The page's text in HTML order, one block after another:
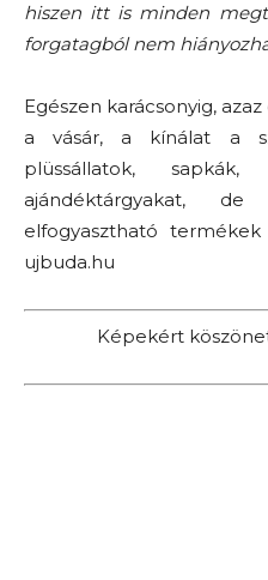
hiszen itt is minden
forgatagból nem
Egészen karácsonyig,
a vásár, a kínálat a
plüssállatok,
ajándéktárgyakat,
elfogyasztható
ujbuda.hu
Képekért